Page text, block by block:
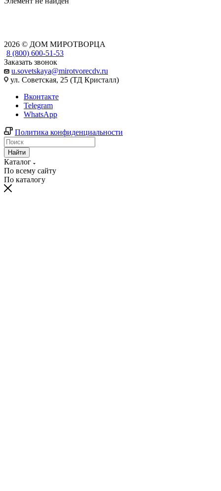
2026 © ДОМ МИРОТВОРЦА
8 (800) 600-51-53
Заказать звонок
u.sovetskaya@mirotvorecdv.ru
ул. Советская, 25 (ТД Кристалл)
Вконтакте
Telegram
WhatsApp
Политика конфиденциальности
Найти
Каталог
По всему сайту
По каталогу